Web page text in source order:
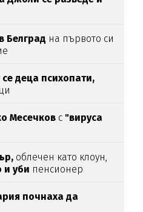
Белград на първото си
деца психопати,
Месечков с "вируса
облечен като клоун,
и уби пенсионер
почнаха да